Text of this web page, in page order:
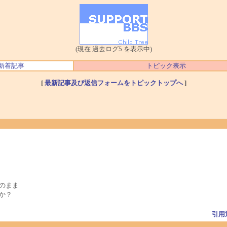
(現在 過去ログ5 を表示中)
着記事 トピック表示
[ 最新記事及び返信フォームをトピックトップへ]
まま
？
引用